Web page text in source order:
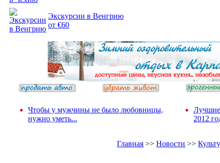
Экскурсии в Венгрию
от €60
Чтобы у мужчины не было любовницы,
нужно уметь...
Лучшие
2012
Главная >>Новости >>